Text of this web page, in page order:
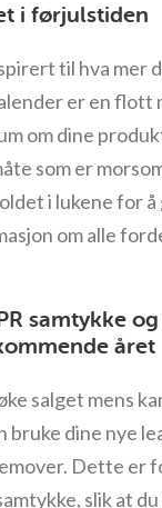
i førjulstiden
til hva mer
er en flott
om dine
som er
i lukene for å
om alle
samtykke
året
salget mens
bruke dine nye
Dette er
slik at